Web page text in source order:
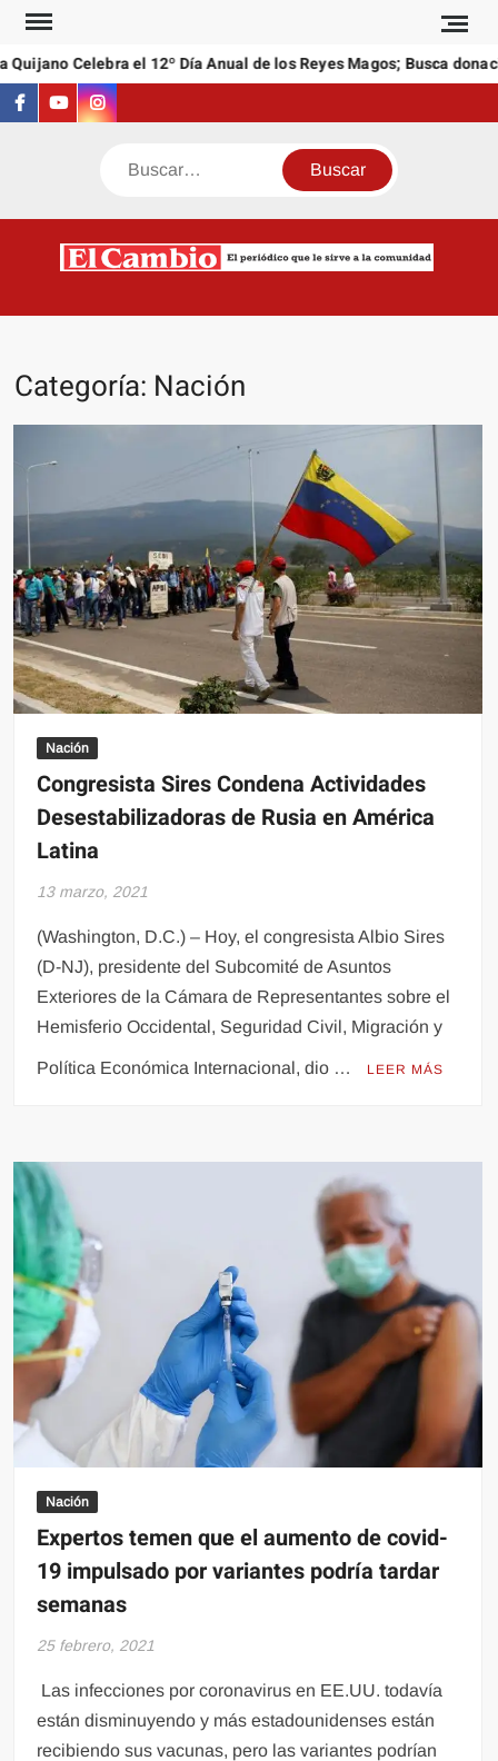
Saltar
contenidoCelebra el 12º Día Anual de los Reyes Magos; Busca
Facebook
YoutubeInstagram
Buscar
Categoría: Nación
Nación
Congresista Sires Condena Actividades
Desestabilizadoras de Rusia en América
Latina
13 marzo, 2021
(Washington, D.C.) – Hoy, el congresista Albio Sires
(D-NJ), presidente del Subcomité de Asuntos
Exteriores de la Cámara de Representantes sobre el
Hemisferio Occidental, Seguridad Civil, Migración y
Política Económica Internacional, dio … LEER MÁS
Nación
Expertos temen que el aumento de covid-
19 impulsado por variantes podría tardar
semanas
25 febrero, 2021
Las infecciones por coronavirus en EE.UU. todavía
están disminuyendo y más estadounidenses están
recibiendo sus vacunas, pero las variantes podrían